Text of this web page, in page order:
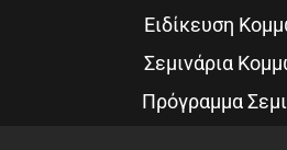
Ειδίκευση
Σεμινάρια
Πρόγραμμα